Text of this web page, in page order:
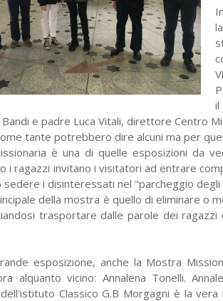
il
Bandi e padre Luca Vitali, direttore Centro
tante potrebbero dire alcuni ma per
è una di quelle esposizioni da
i ragazzi invitano i visitatori ad entrare
sedere i disinteressati nel "parcheggio
della mostra è quello di eliminare o
trasportare dalle parole dei
esposizione, anche la Mostra
alquanto vicino: Annalena Tonelli.
Classico G.B Morgagni è la